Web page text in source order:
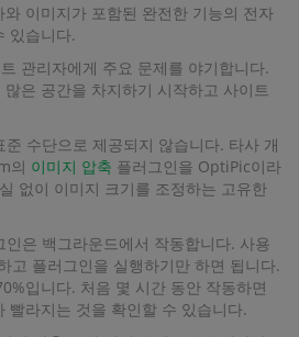
이미지가 포함된 완전한 기능의 전자
있습니다.
관리자에게 주요 문제를 야기합니다.
은 공간을 차지하기 시작하고 사이트
수단으로 제공되지 않습니다. 타사 개
의 이미지 압축 플러그인을 OptiPic이라
없이 이미지 크기를 조정하는 고유한
은 백그라운드에서 작동합니다. 사용
고 플러그인을 실행하기만 하면 됩니다.
입니다. 처음 몇 시간 동안 작동하면
빨라지는 것을 확인할 수 있습니다.